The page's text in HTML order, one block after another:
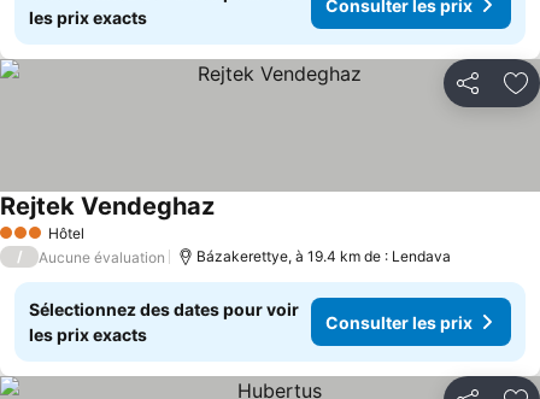
les prix exacts
Consulter les prix
Partager
3 ÉtoilesHôtel
Rejtek Vendeghaz
/ Aucune évaluation Bázakerettye, à 19.4 km de : Lendava
Sélectionnez des dates pour voir
les prix exacts
Consulter les prix